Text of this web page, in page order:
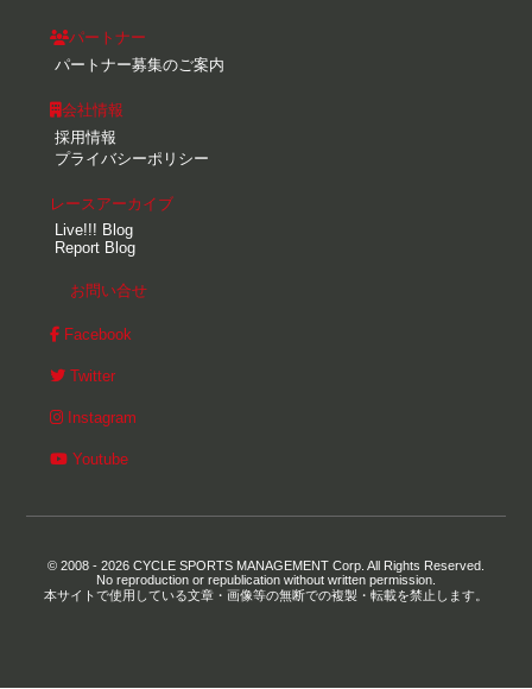
パートナー
パートナー募集のご案内
会社情報
採用情報
プライバシーポリシー
レースアーカイブ
Live!!! Blog
Report Blog
お問い合せ
Facebook
Twitter
Instagram
Youtube
© 2008 - 2026 CYCLE SPORTS MANAGEMENT Corp. All Rights Reserved.
No reproduction or republication without written permission.
本サイトで使用している文章・画像等の無断での複製・転載を禁止します。